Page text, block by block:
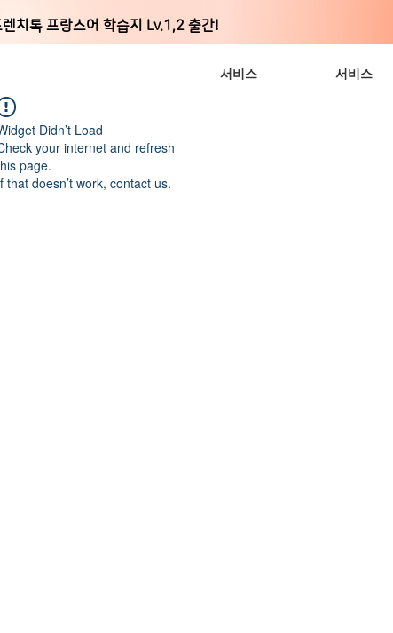
서비스 서비스
치톡 프랑스어 학습지 Lv.1,2 출간!
Didn’t Load
your internet and refresh
page.
that doesn’t work, contact us.